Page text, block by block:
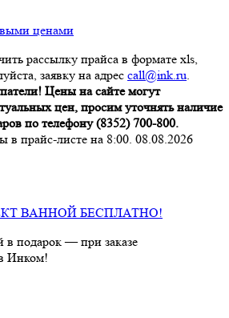
ценами
рассылку прайса в формате xls,
заявку на адрес call@ink.ru.
Цены на сайте могут
цен, просим уточнять наличие
по телефону (8352) 700-800.
в прайс-листе на 8:00. 08.08.2026
ВАННОЙ БЕСПЛАТНО!
в подарок — при заказе
Инком!